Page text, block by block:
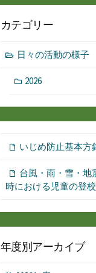
カテゴリー
日々の活動の様子
2026
いじめ防止基本方
台風・雨・雪・地
時における児童の登
年度別アーカイブ